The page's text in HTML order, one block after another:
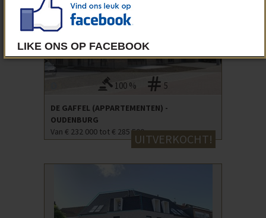
100 % 5
DE GAFFEL (APPARTEMENTEN) -
OUDENBURG
Van € 232 000 tot € 285 500UITVERKOCHT!